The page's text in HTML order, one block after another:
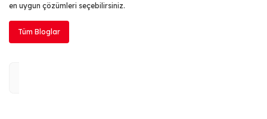
en uygun çözümleri seçebilirsiniz.
Tüm Bloglar